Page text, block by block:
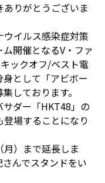
りがとうございま
イルス感染症対策
開催となるV・ファ
ックオフ/ベスト電
として「アビボー
しております。
ダー「HKT48」の
場することになり
）まで延長しま
んでスタンドをい